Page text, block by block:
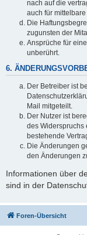
nach auf die
auch für
Die
zugunsten der
Ansprüche für
unberührt.
6.
Der Betreiber ist
Mail mitgeteilt.
Der Nutzer ist
des Widerspruchs
bestehende
Die Änderungen
den Änderungen
Informationen über
sind in der
Foren-Übersicht